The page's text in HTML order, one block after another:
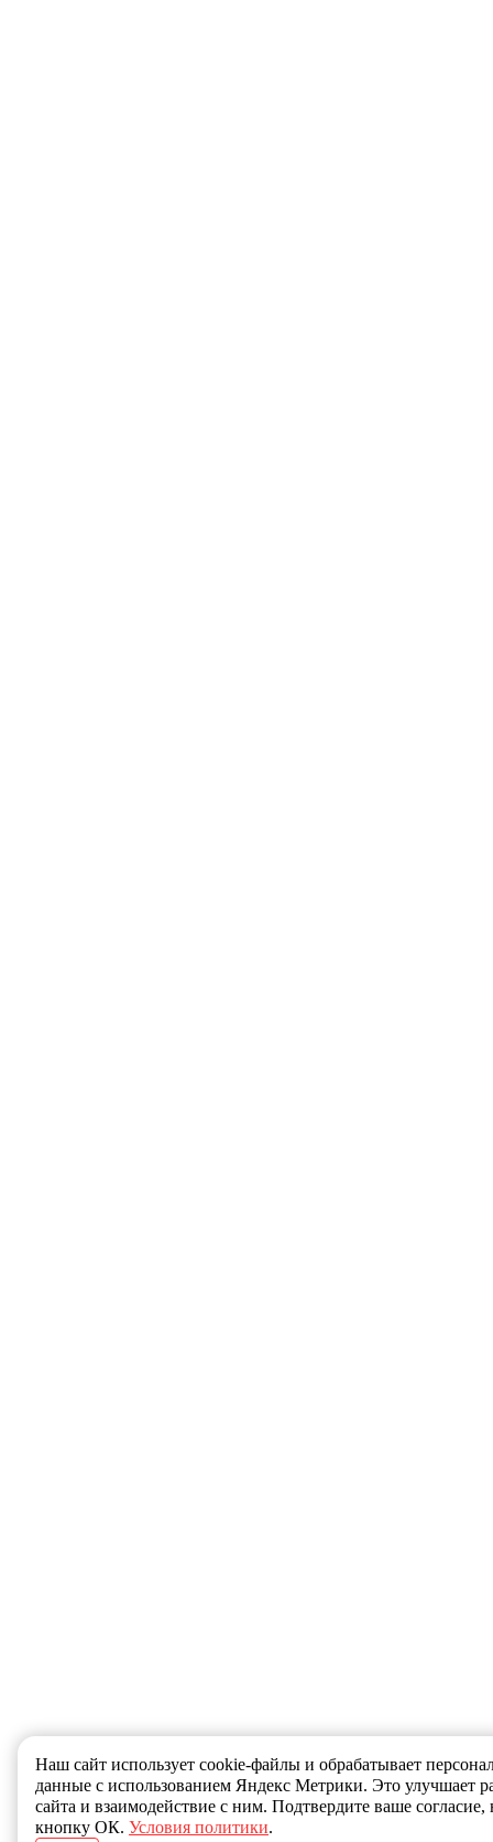
Наш сайт использует cookie-файлы и обрабатывает
данные с использованием Яндекс Метрики. Это улучшает
сайта и взаимодействие с ним. Подтвердите ваше согласие,
кнопку ОК. Условия политики.